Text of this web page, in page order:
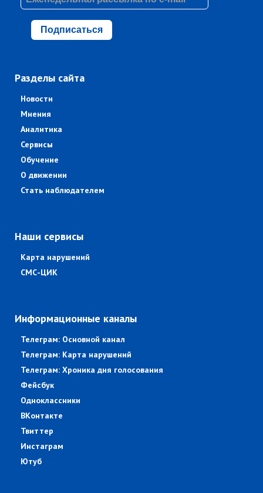
Подписаться
Разделы сайта
Новости
Мнения
Аналитика
Сервисы
Обучение
О движении
Стать наблюдателем
Наши сервисы
Карта нарушений
СМС-ЦИК
Информационные каналы
Телеграм: Основной канал
Телеграм: Карта нарушений
Телеграм: Хроника дня голосования
Фейсбук
Одноклассники
ВКонтакте
Твиттер
Инстаграм
Ютуб